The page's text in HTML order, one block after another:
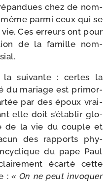
chez de nom­
par­mi ceux qui se
Ces erreurs ont pour
de la famille nom­
sui­vante : certes la
du mariage est pri­mor­
par des époux vrai­
elle doit s’établir glo­
de la vie du couple et
des rap­ports phy­
du pape Paul
écar­té cette
: « On ne peut invo­quer